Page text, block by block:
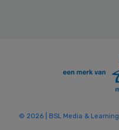
© 2026 | BSL Media & Learning